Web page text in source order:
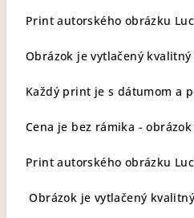
Print autorského obrázku
Obrázok je vytlačený
Každý print je s dátumom a
Cena je bez rámika -
Print autorského obrázku
Obrázok je vytlačený